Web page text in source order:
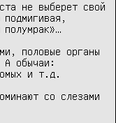
не выберет свой
половые органы
А обычаи:
и т.д.
со слезами